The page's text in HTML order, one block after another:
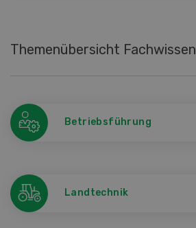
Themenübersicht Fachwissen
Betriebsführung
Landtechnik